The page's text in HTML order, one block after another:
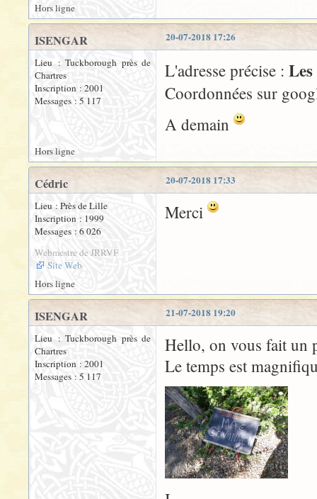
Hors ligne
20-07-2018 17:26
ISENGAR
Lieu : Tuckborough près de
Chartres
Inscription : 2001
Messages : 5 117
L'adresse précise :
Coordonnées sur
A demain
Hors ligne
20-07-2018 17:33
Cédric
Lieu : Près de Lille
Inscription : 1999
Messages : 6 026
Webmestre de JRRVF
Site Web
Merci
Hors ligne
21-07-2018 19:20
ISENGAR
Lieu : Tuckborough près de
Chartres
Inscription : 2001
Messages : 5 117
Hello, on vous fait un
Le temps est